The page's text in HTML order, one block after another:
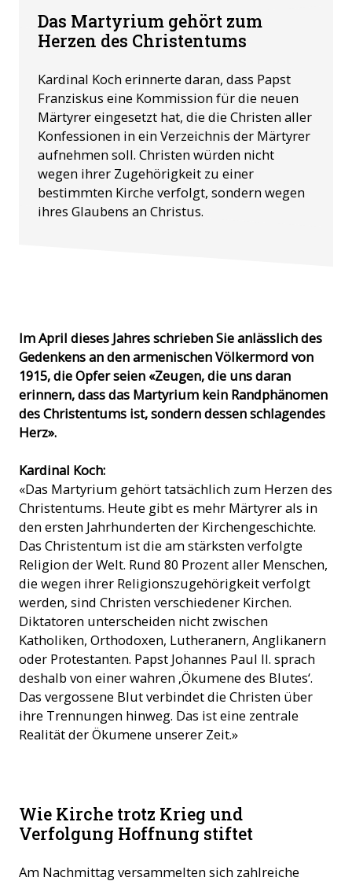
Das Martyrium gehört zum
Herzen des Christentums
Kardinal Koch erinnerte daran, dass Papst
Franziskus eine Kommission für die neuen
Märtyrer eingesetzt hat, die die Christen aller
Konfessionen in ein Verzeichnis der Märtyrer
aufnehmen soll. Christen würden nicht
wegen ihrer Zugehörigkeit zu einer
bestimmten Kirche verfolgt, sondern wegen
ihres Glaubens an Christus.
Im April dieses Jahres schrieben Sie anlässlich des
Gedenkens an den armenischen Völkermord von
1915, die Opfer seien «Zeugen, die uns daran
erinnern, dass das Martyrium kein Randphänomen
des Christentums ist, sondern dessen schlagendes
Herz».
Kardinal Koch:
«Das Martyrium gehört tatsächlich zum Herzen des
Christentums. Heute gibt es mehr Märtyrer als in
den ersten Jahrhunderten der Kirchengeschichte.
Das Christentum ist die am stärksten verfolgte
Religion der Welt. Rund 80 Prozent aller Menschen,
die wegen ihrer Religionszugehörigkeit verfolgt
werden, sind Christen verschiedener Kirchen.
Diktatoren unterscheiden nicht zwischen
Katholiken, Orthodoxen, Lutheranern, Anglikanern
oder Protestanten. Papst Johannes Paul II. sprach
deshalb von einer wahren ‚Ökumene des Blutes‘.
Das vergossene Blut verbindet die Christen über
ihre Trennungen hinweg. Das ist eine zentrale
Realität der Ökumene unserer Zeit.»
Wie Kirche trotz Krieg und
Verfolgung Hoffnung stiftet
Am Nachmittag versammelten sich zahlreiche